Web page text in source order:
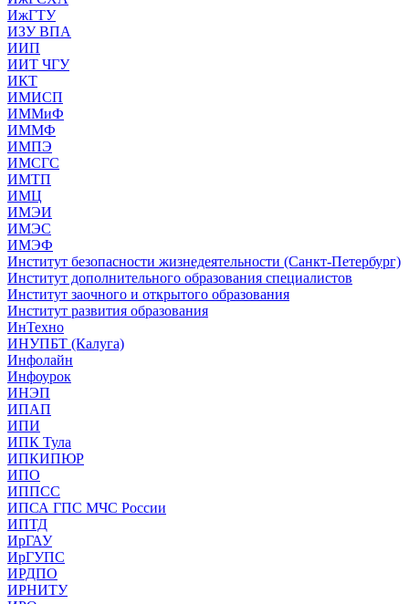
ИжГТУ
ИЗУ ВПА
ИИП
ИИТ ЧГУ
ИКТ
ИМИСП
ИММиФ
ИММФ
ИМПЭ
ИМСГС
ИМТП
ИМЦ
ИМЭИ
ИМЭС
ИМЭФ
Институт безопасности жизнедеятельности (Санкт-Петербург)
Институт дополнительного образования специалистов
Институт заочного и открытого образования
Институт развития образования
ИнТехно
ИНУПБТ (Калуга)
Инфолайн
Инфоурок
ИНЭП
ИПАП
ИПИ
ИПК Тула
ИПКИПЮР
ИПО
ИППСС
ИПСА ГПС МЧС России
ИПТД
ИрГАУ
ИрГУПС
ИРДПО
ИРНИТУ